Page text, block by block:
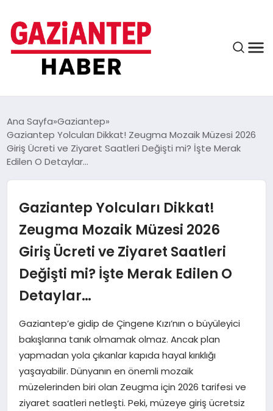
ASAYIŞ
EĞITIM
FINANS
KÜLTÜR VE SANAT
MAGAZIN
SPOR
SIYASET
Ana Sayfa Gaziantep
Gaziantep Yolcuları Dikkat! Zeugma Mozaik Müzesi 2026
Giriş Ücreti ve Ziyaret Saatleri Değişti mi? İşte Merak
Edilen O Detaylar…
Gaziantep Yolcuları Dikkat!
Zeugma Mozaik Müzesi 2026
Giriş Ücreti ve Ziyaret Saatleri
Değişti mi? İşte Merak Edilen O
Detaylar…
Gaziantep’e gidip de Çingene Kızı’nın o büyüleyici
bakışlarına tanık olmamak olmaz. Ancak plan
yapmadan yola çıkanlar kapıda hayal kırıklığı
yaşayabilir. Dünyanın en önemli mozaik
müzelerinden biri olan Zeugma için 2026 tarifesi ve
ziyaret saatleri netleşti. Peki, müzeye giriş ücretsiz